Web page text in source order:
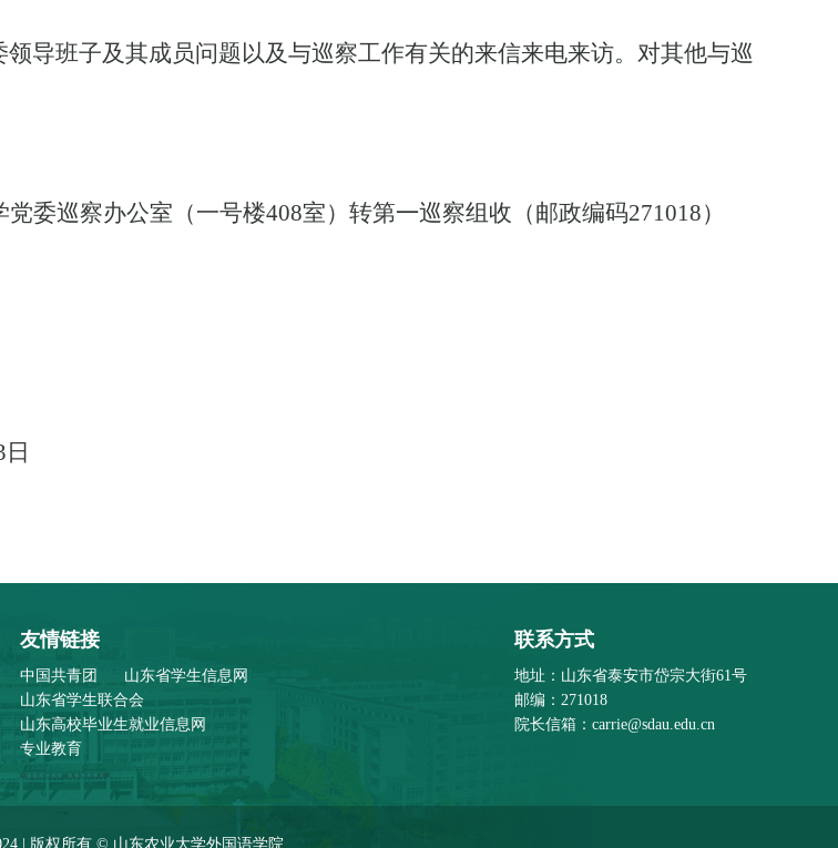
领导班子及其成员问题以及与巡察工作有关的来信来电来访。对其他与巡
党委巡察办公室（一号楼408室）转第一巡察组收（邮政编码271018）
日
友情链接
中国共青团
山东省学生信息网
山东省学生联合会
山东高校毕业生就业信息网
专业教育
联系方式
地址：山东省泰安市岱宗大街61号
邮编：271018
院长信箱：carrie@sdau.edu.cn
| 版权所有 © 山东农业大学外国语学院